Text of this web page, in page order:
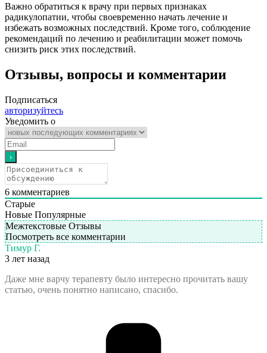
Важно обратиться к врачу при первых признаках
радикулопатии, чтобы своевременно начать лечение и
избежать возможных последствий. Кроме того, соблюдение
рекомендаций по лечению и реабилитации может помочь
снизить риск этих последствий.
Отзывы, вопросы и комментарии
Подписаться
авторизуйтесь
Уведомить о
6 комментариев
Старые
Новые Популярные
Межтекстовые Отзывы
Посмотреть все комментарии
Тимур Г.
3 лет назад
Даже мне варчу терапевту было интересно прочитать вашу
статью, очень понятно написано, спасибо.